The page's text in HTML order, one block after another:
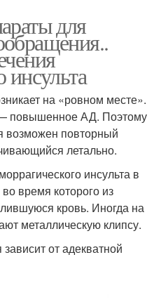
для
инсульта
на «ровном месте».
повышенное АД. Поэтому
возможен повторный
летально.
инсульта в
время которого из
кровь. Иногда на
металлическую клипсу.
от адекватной